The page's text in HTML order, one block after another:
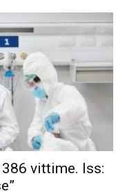
vittime. Iss: